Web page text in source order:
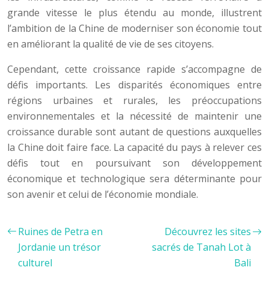
grande vitesse le plus étendu au monde, illustrent
l’ambition de la Chine de moderniser son économie tout
en améliorant la qualité de vie de ses citoyens.
Cependant, cette croissance rapide s’accompagne de
défis importants. Les disparités économiques entre
régions urbaines et rurales, les préoccupations
environnementales et la nécessité de maintenir une
croissance durable sont autant de questions auxquelles
la Chine doit faire face. La capacité du pays à relever ces
défis tout en poursuivant son développement
économique et technologique sera déterminante pour
son avenir et celui de l’économie mondiale.
Ruines de Petra en
Jordanie un trésor
culturel
Découvrez les sites
sacrés de Tanah Lot à
Bali